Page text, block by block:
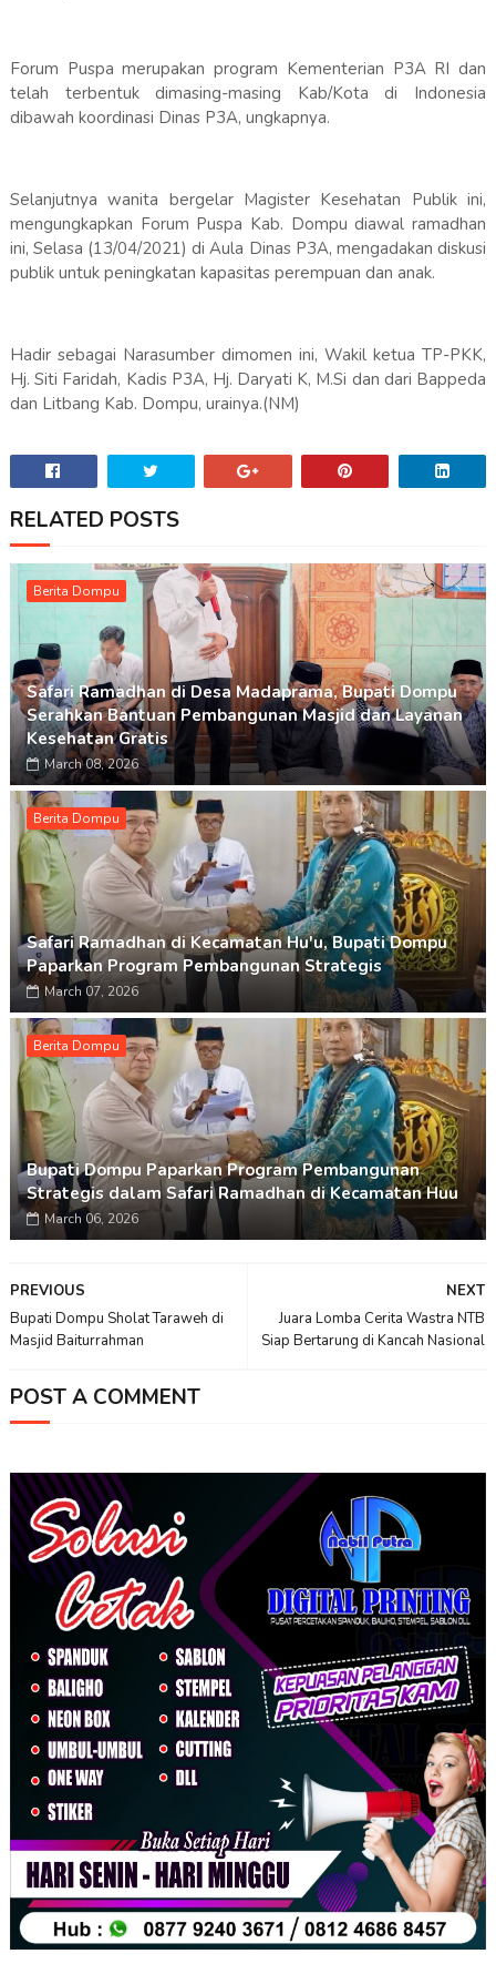
Forum Puspa merupakan program Kementerian P3A RI dan
telah terbentuk dimasing-masing Kab/Kota di Indonesia
dibawah koordinasi Dinas P3A, ungkapnya.
Selanjutnya wanita bergelar Magister Kesehatan Publik ini,
mengungkapkan Forum Puspa Kab. Dompu diawal ramadhan
ini, Selasa (13/04/2021) di Aula Dinas P3A, mengadakan diskusi
publik untuk peningkatan kapasitas perempuan dan anak.
Hadir sebagai Narasumber dimomen ini, Wakil ketua TP-PKK,
Hj. Siti Faridah, Kadis P3A, Hj. Daryati K, M.Si dan dari Bappeda
dan Litbang Kab. Dompu, urainya.(NM)
RELATED POSTS
Berita Dompu
Safari Ramadhan di Desa Madaprama, Bupati Dompu
Serahkan Bantuan Pembangunan Masjid dan Layanan
Kesehatan Gratis
March 08, 2026
Berita Dompu
Safari Ramadhan di Kecamatan Hu'u, Bupati Dompu
Paparkan Program Pembangunan Strategis
March 07, 2026
Berita Dompu
Bupati Dompu Paparkan Program Pembangunan
Strategis dalam Safari Ramadhan di Kecamatan Huu
March 06, 2026
NEXT
Juara Lomba Cerita Wastra NTB
Siap Bertarung di Kancah Nasional
PREVIOUS
Bupati Dompu Sholat Taraweh di
Masjid Baiturrahman
POST A COMMENT